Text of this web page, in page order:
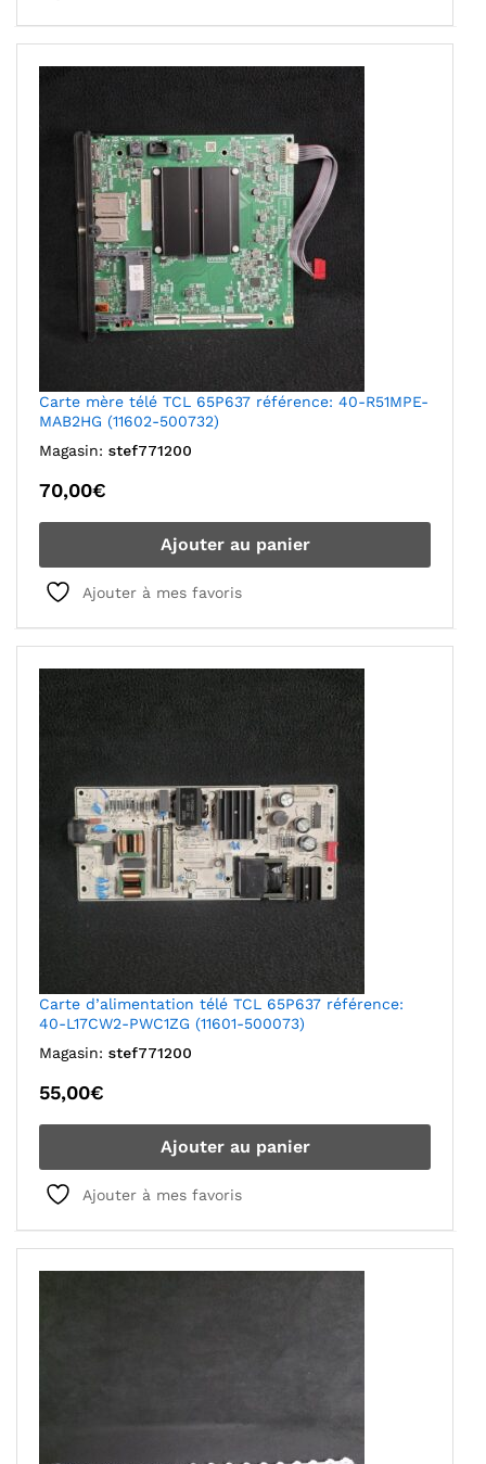
Carte mère télé TCL 65P637 référence: 40-R51MPE-
MAB2HG (11602-500732)
Magasin: stef771200
70,00€
Ajouter au panier
Ajouter à mes favoris
Carte d’alimentation télé TCL 65P637 référence:
40-L17CW2-PWC1ZG (11601-500073)
Magasin: stef771200
55,00€
Ajouter au panier
Ajouter à mes favoris